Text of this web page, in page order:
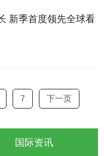
新季首度领先全球看
7 下一页
国际资讯